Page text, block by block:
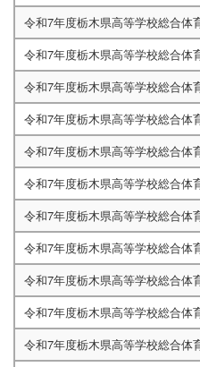
令和7年度栃木県高等学校総合体
令和7年度栃木県高等学校総合体
令和7年度栃木県高等学校総合体
令和7年度栃木県高等学校総合体
令和7年度栃木県高等学校総合体
令和7年度栃木県高等学校総合体
令和7年度栃木県高等学校総合体
令和7年度栃木県高等学校総合体
令和7年度栃木県高等学校総合体
令和7年度栃木県高等学校総合体
令和7年度栃木県高等学校総合体